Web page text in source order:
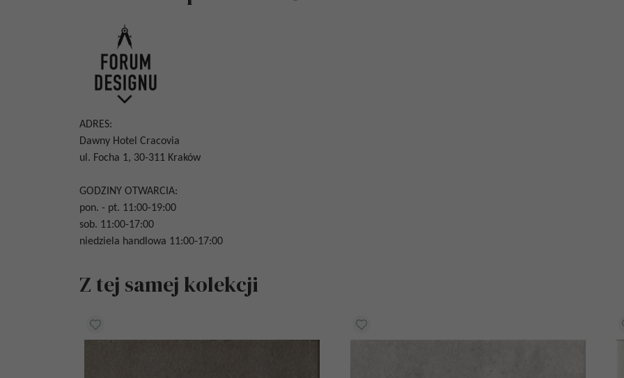
ADRES:
Dawny Hotel Cracovia
ul. Focha 1, 30-311 Kraków
GODZINY OTWARCIA:
pon. - pt. 11:00-19:00
sob. 11:00-17:00
niedziela handlowa 11:00-17:00
Z tej samej kolekcji